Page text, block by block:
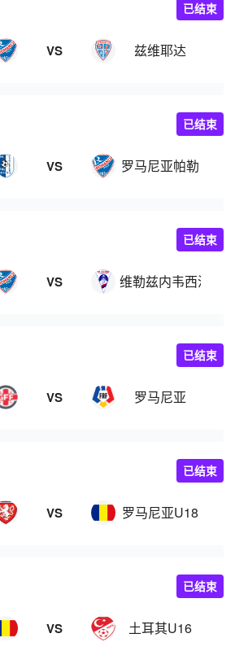
VS 兹维耶达
已结束
VS 罗马尼亚帕勒
已结束
VS 维勒兹内韦西涅
已结束
VS 罗马尼亚
已结束
VS 罗马尼亚U18
已结束
VS 土耳其U16
已结束